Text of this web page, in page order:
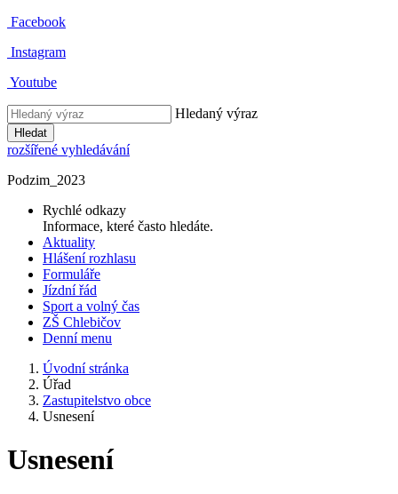
Facebook
Instagram
Youtube
Hledaný výraz
Hledat
rozšířené vyhledávání
Podzim_2023
Rychlé odkazy
Informace, které často hledáte.
Aktuality
Hlášení rozhlasu
Formuláře
Jízdní řád
Sport a volný čas
ZŠ Chlebičov
Denní menu
Úvodní stránka
Úřad
Zastupitelstvo obce
Usnesení
Usnesení